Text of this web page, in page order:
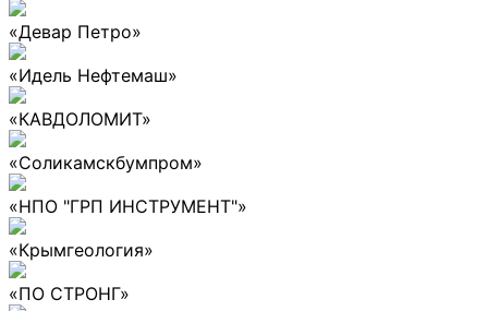
«Девар Петро»
«Идель Нефтемаш»
«КАВДОЛОМИТ»
«Соликамскбумпром»
«НПО "ГРП ИНСТРУМЕНТ"»
«Крымгеология»
«ПО СТРОНГ»